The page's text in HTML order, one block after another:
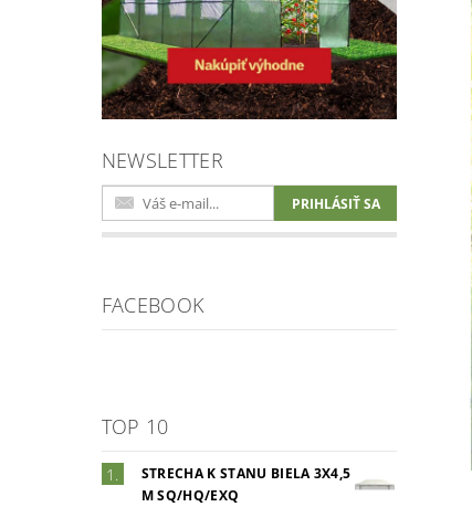
NEWSLETTER
FACEBOOK
TOP 10
STRECHA K STANU BIELA 3X4,5
M SQ/HQ/EXQ